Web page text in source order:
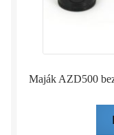
Maják AZD500